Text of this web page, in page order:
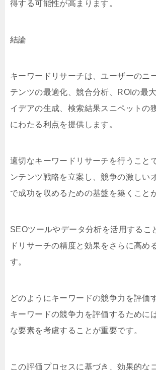
得する可能性が高まります。
結論
キーワードリサーチは、ユーザーのニ
テンツの最適化、競合分析、ROIの最
イデアの生成、検索結果スニペットの
にわたる利点を提供します。
適切なキーワードリサーチを行うこと
ンテンツ戦略を立案し、競争の激しい
で成功を収めるための基盤を築くこと
SEOツールやデータ分析を活用するこ
ドリサーチの精度と効果をさらに高め
す。
どのようにキーワードの競争力を評価
キーワードの競争力を評価するために
な要素を考慮することが重要です。
この評価プロセスに基づき、効果的な